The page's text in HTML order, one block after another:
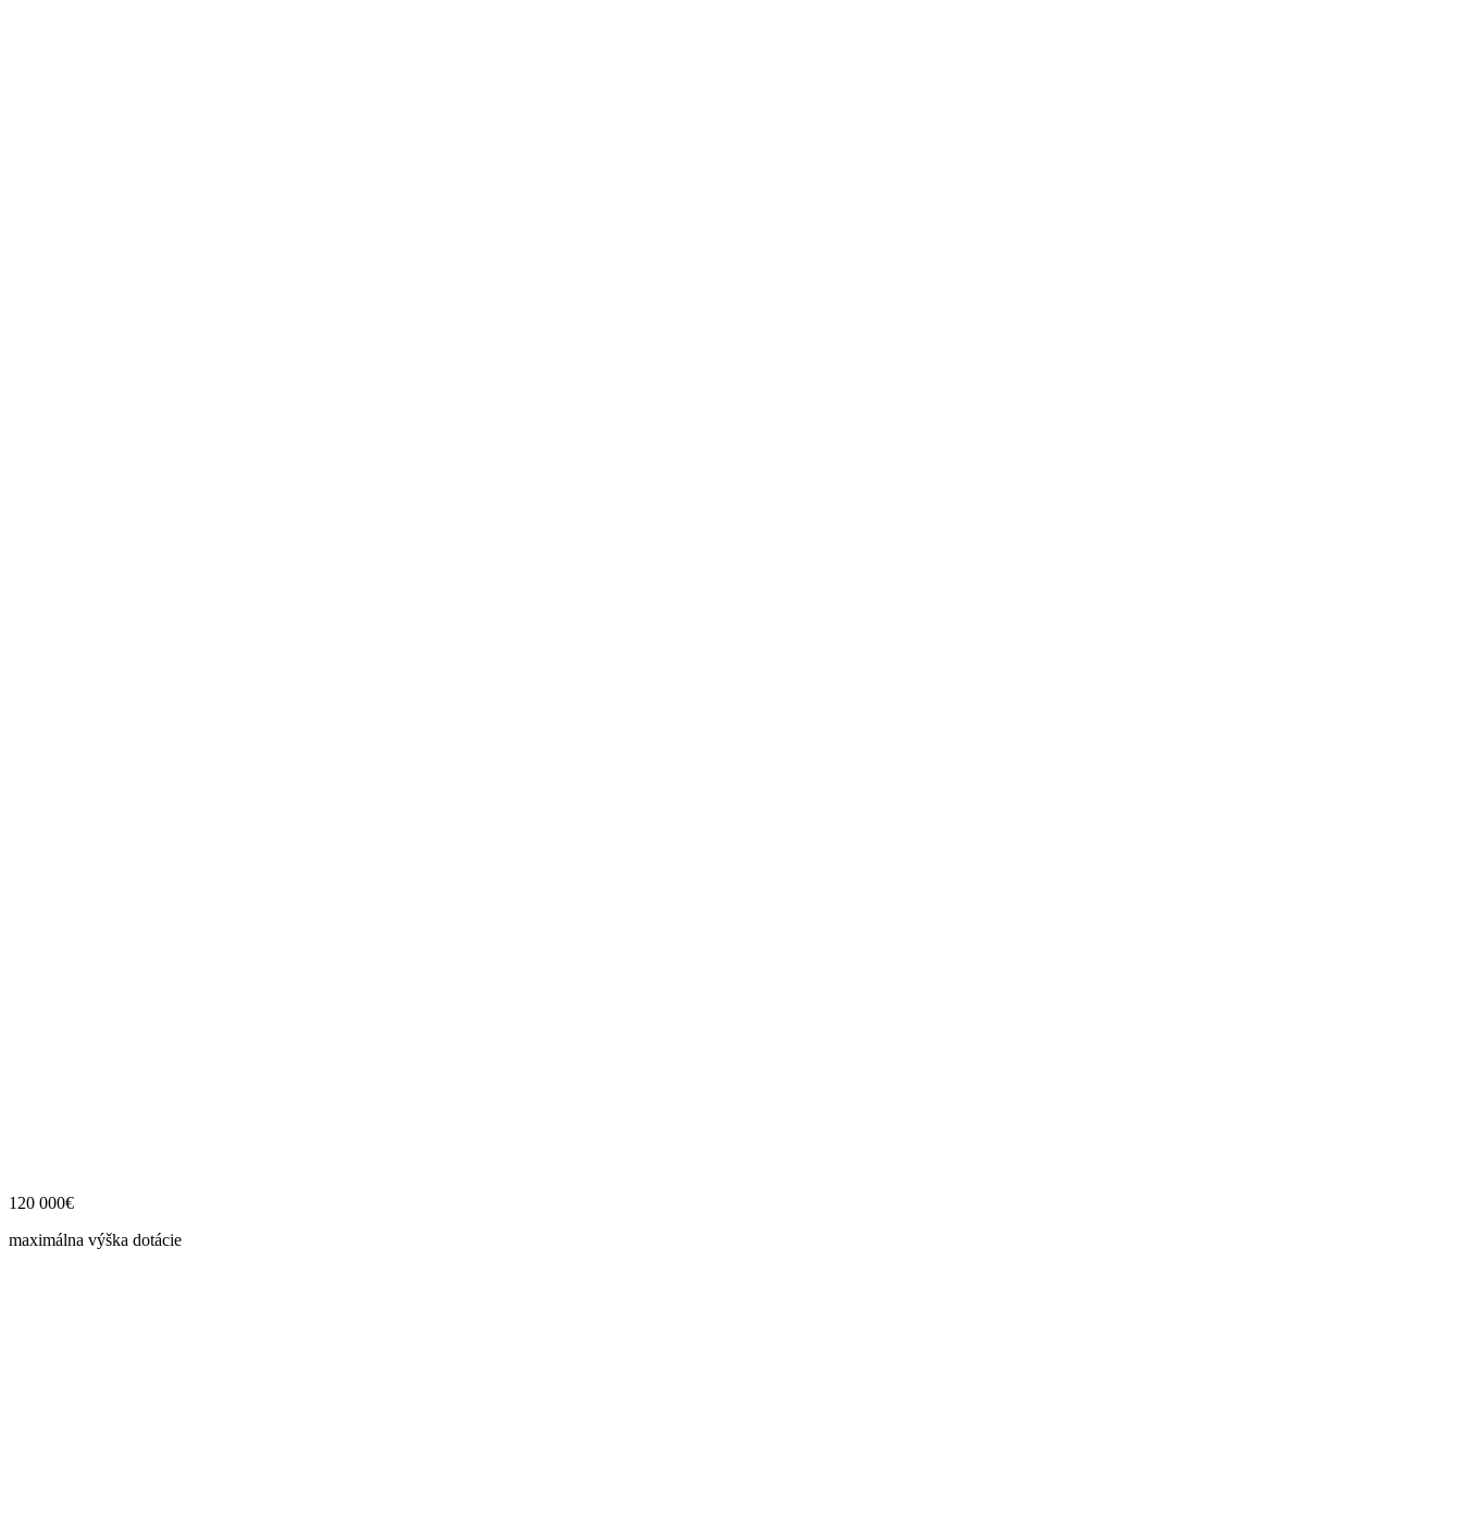
120 000€
maximálna výška dotácie